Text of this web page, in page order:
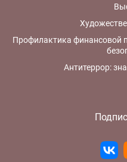
Профилактика финансовой
Антитеррор: